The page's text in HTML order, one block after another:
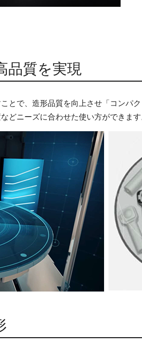
品質を実現
とで、造形品質を向上させ「コンパ
どニーズに合わせた使い方ができます